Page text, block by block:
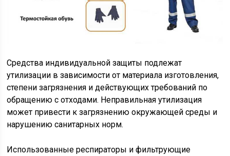
Средства индивидуальной защиты подлежат
утилизации в зависимости от материала изготовления,
степени загрязнения и действующих требований по
обращению с отходами. Неправильная утилизация
может привести к загрязнению окружающей среды и
нарушению санитарных норм.
Использованные респираторы и фильтрующие